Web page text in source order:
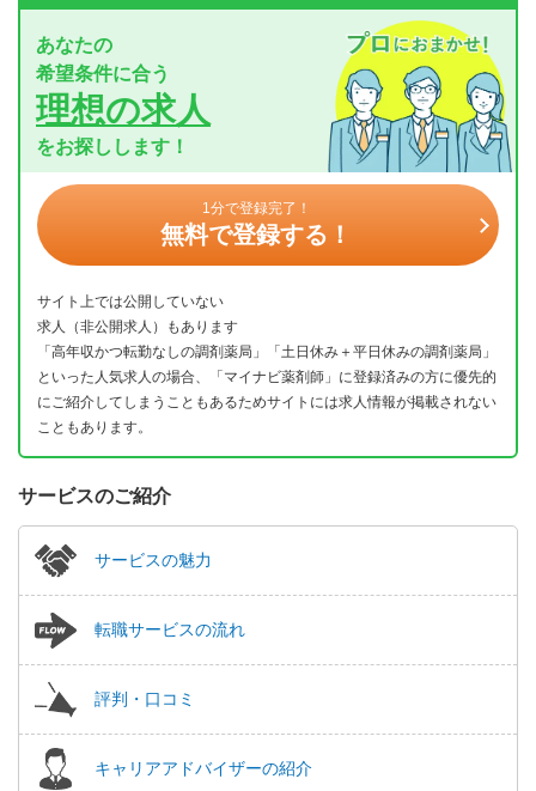
あなたの
希望条件に合う
理想の求人
をお探しします！
1分で登録完了！
無料で登録する！
サイト上では公開していない
求人（非公開求人）もあります
「高年収かつ転勤なしの調剤薬局」「土日休み＋平日休みの調剤薬局」
といった人気求人の場合、「マイナビ薬剤師」に登録済みの方に優先的
にご紹介してしまうこともあるためサイトには求人情報が掲載されない
こともあります。
サービスのご紹介
サービスの魅力
転職サービスの流れ
評判・口コミ
キャリアアドバイザーの紹介